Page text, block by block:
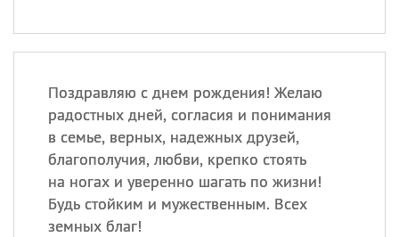
Поздравляю с днем рождения! Желаю
радостных дней, согласия и понимания
в семье, верных, надежных друзей,
благополучия, любви, крепко стоять
на ногах и уверенно шагать по жизни!
Будь стойким и мужественным. Всех
земных благ!